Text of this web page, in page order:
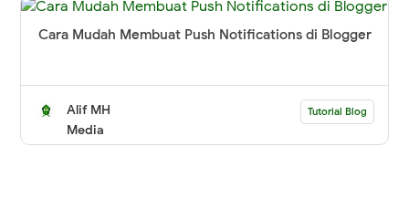
Cara Mudah Membuat Push Notifications di Blogger
Alif MH
Media
Tutorial Blog